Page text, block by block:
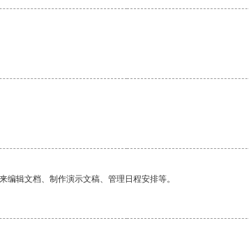
辑文档、制作演示文稿、管理日程安排等。